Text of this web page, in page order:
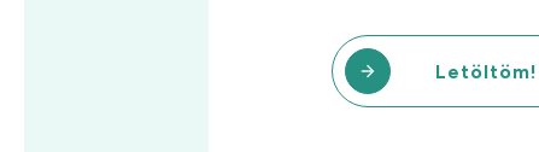
Letöltöm!